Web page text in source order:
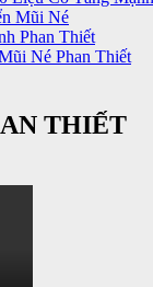
Mũi Né
Phan Thiết
Né Phan Thiết
THIẾT